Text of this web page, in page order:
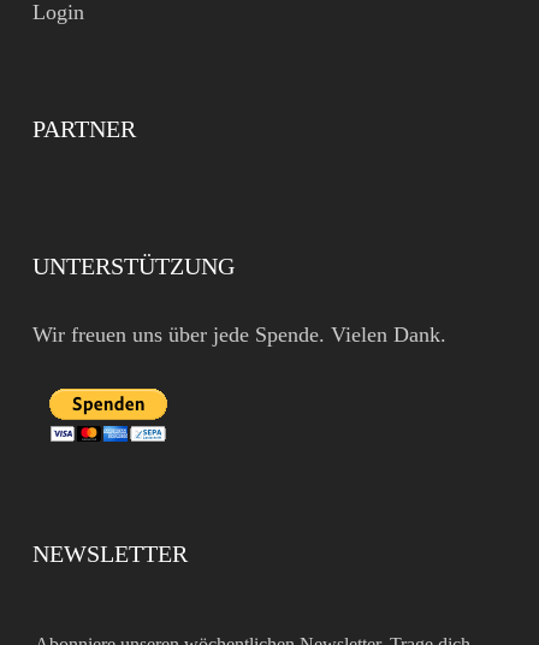
Login
PARTNER
UNTERSTÜTZUNG
Wir freuen uns über jede Spende. Vielen Dank.
NEWSLETTER